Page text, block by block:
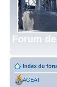
Forum
Index du
AGEAT